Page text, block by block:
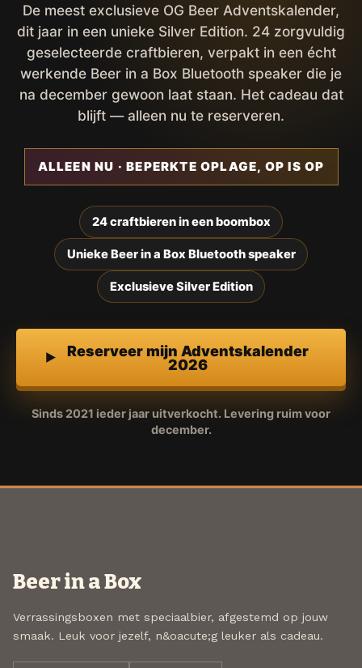
De meest exclusieve OG Beer Adventskalender,
dit jaar in een unieke Silver Edition. 24 zorgvuldig
geselecteerde craftbieren, verpakt in een écht
werkende Beer in a Box Bluetooth speaker die je
na december gewoon laat staan. Het cadeau dat
blijft — alleen nu te reserveren.
ALLEEN NU · BEPERKTE OPLAGE, OP IS OP
24 craftbieren in een boombox
Unieke Beer in a Box Bluetooth speaker
Exclusieve Silver Edition
Reserveer mijn Adventskalender
2026
Sinds 2021 ieder jaar uitverkocht. Levering ruim voor
december.
Beer in a Box
Verrassingsboxen met speciaalbier, afgestemd op jouw
smaak. Leuk voor jezelf, n&oacute;g leuker als cadeau.